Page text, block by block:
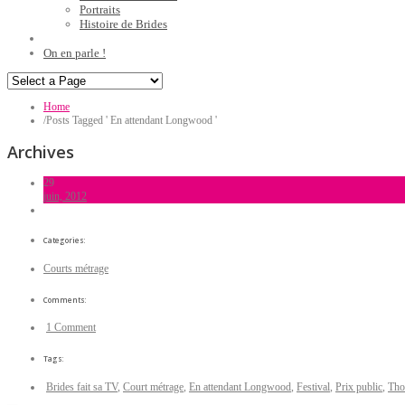
Portraits
Histoire de Brides
On en parle !
Home
/Posts Tagged ' En attendant Longwood '
Archives
29
juin, 2012
Categories:
Courts métrage
Comments:
1 Comment
Tags:
Brides fait sa TV, Court métrage, En attendant Longwood, Festival, Prix public,